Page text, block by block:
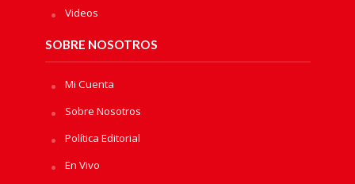
Videos
SOBRE NOSOTROS
Mi Cuenta
Sobre Nosotros
Política Editorial
En Vivo